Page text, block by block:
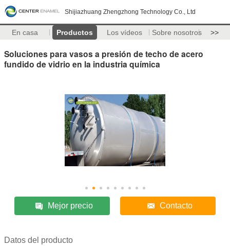
Shijiazhuang Zhengzhong Technology Co., Ltd
En casa Productos Los vídeos Sobre nosotros >>
Soluciones para vasos a presión de techo de acero
fundido de vidrio en la industria química
Mejor precio Contacto
Datos del producto